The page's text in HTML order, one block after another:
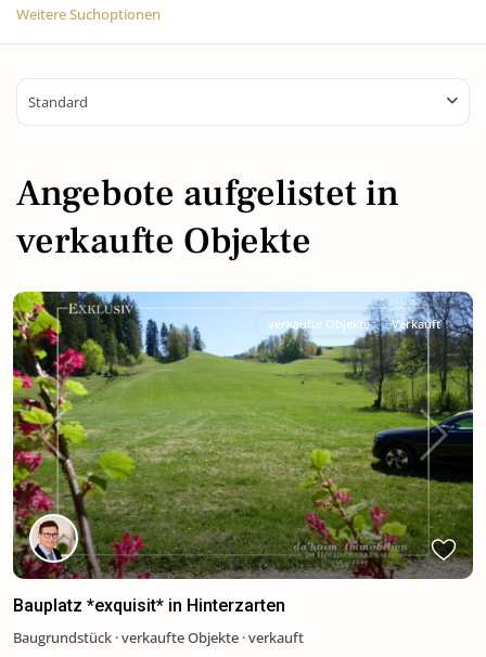
Weitere Suchoptionen
Standard
Angebote aufgelistet in
verkaufte Objekte
Previous Next
verkaufte Objekte Verkauft
Bauplatz *exquisit* in Hinterzarten
Baugrundstück ·verkaufte Objekte ·verkauft